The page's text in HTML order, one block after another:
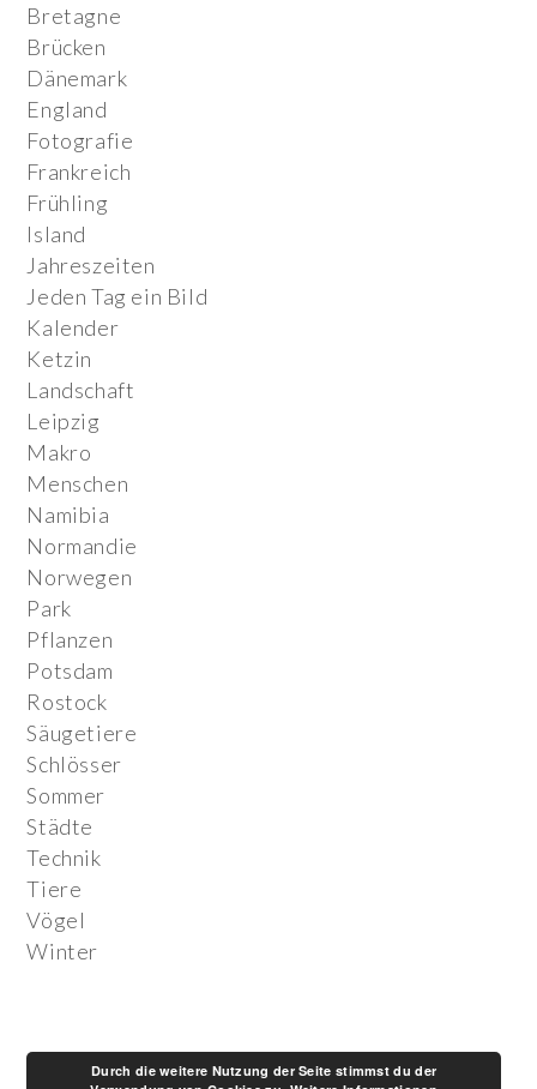
Bretagne
Brücken
Dänemark
England
Fotografie
Frankreich
Frühling
Island
Jahreszeiten
Jeden Tag ein Bild
Kalender
Ketzin
Landschaft
Leipzig
Makro
Menschen
Namibia
Normandie
Norwegen
Park
Pflanzen
Potsdam
Rostock
Säugetiere
Schlösser
Sommer
Städte
Technik
Tiere
Vögel
Winter
Durch die weitere Nutzung der Seite stimmst du der